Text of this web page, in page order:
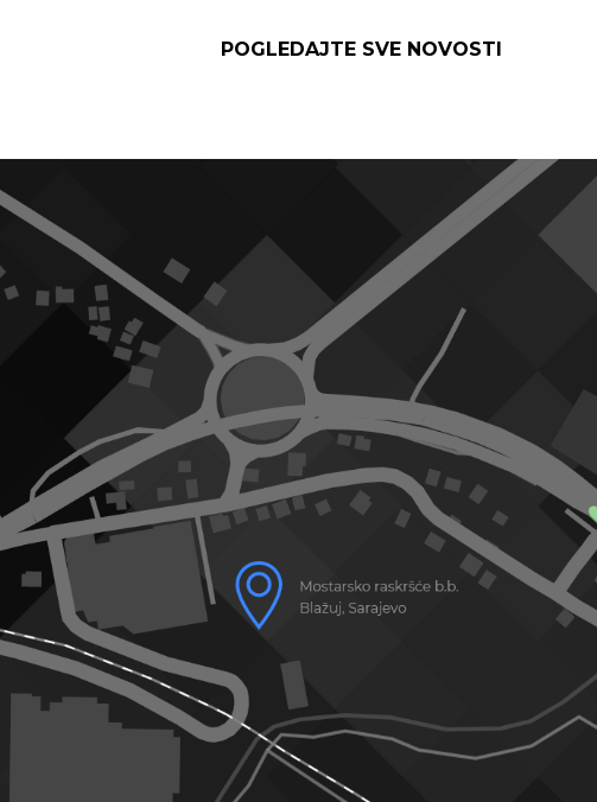
POGLEDAJTE SVE NOVOSTI